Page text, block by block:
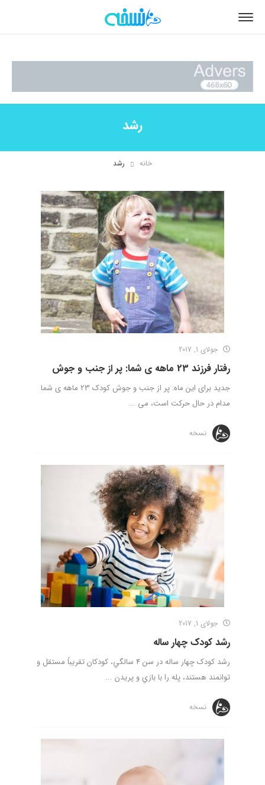
رشد
خانه رشد
جولای 1, 2017
رفتار فرزند 23 ماهه ی شما: پر از جنب و جوش
جدید برای این ماه: پر از جنب و جوش کودک 23 ماهه­ ی شما
مدام در حال حرکت است، می ...
نسخه
جولای 1, 2017
رشد کودک چهار ساله
رشد کودک چهار ساله در سن 4 سالگي، كودكان تقريباً مستقل و
توانمند هستند، پله را با بازي و پريدن ...
نسخه